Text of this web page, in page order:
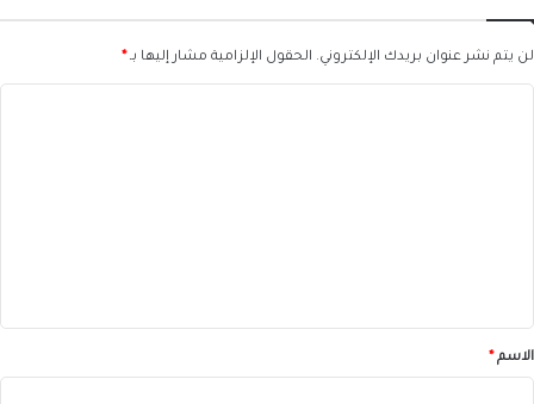
لن يتم نشر عنوان بريدك الإلكتروني. الحقول الإلزامية مشار إليها بـ *
*الاسم *